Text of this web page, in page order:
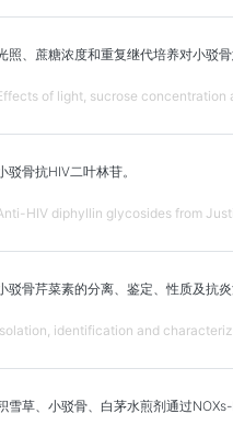
照、蔗糖浓度和重复继代培养对小驳
of light, sucrose
驳骨抗HIV二叶林苷。
HIV diphyllin glycosides from
驳骨芹菜素的分离、鉴定、性质及抗炎
identification and
雪草、小驳骨、白茅水煎剂通过